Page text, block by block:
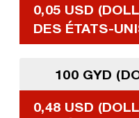
0,05 USD
DES ÉTATS-
100 GYD
0,48 USD